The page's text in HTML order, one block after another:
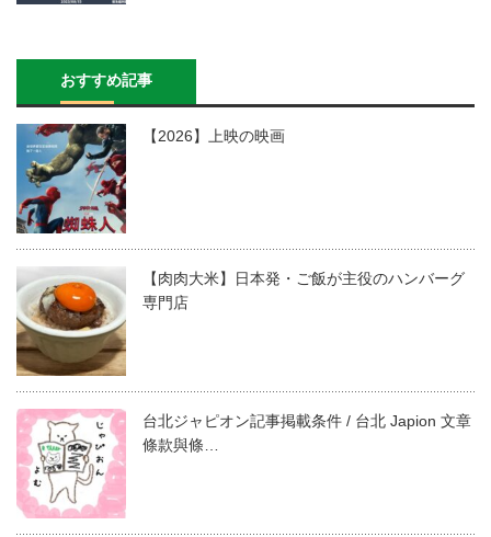
おすすめ記事
【2026】上映の映画
【肉肉大米】日本発・ご飯が主役のハンバーグ
専門店
台北ジャピオン記事掲載条件 / 台北 Japion 文章
條款與條…